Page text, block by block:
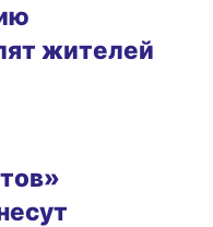
жителей